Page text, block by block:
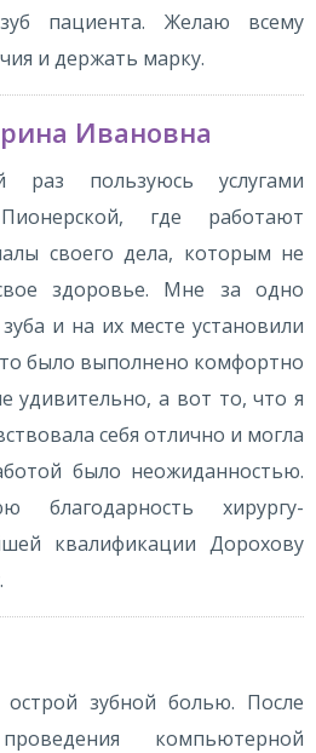
пациента. Желаю всему
и держать марку.
Ивановна
пользуюсь услугами
где работают
своего дела, которым не
здоровье. Мне за одно
и на их месте установили
было выполнено комфортно
удивительно, а вот то, что я
себя отлично и могла
было неожиданностью.
благодарность хирургу-
квалификации Дорохову
зубной болью. После
компьютерной